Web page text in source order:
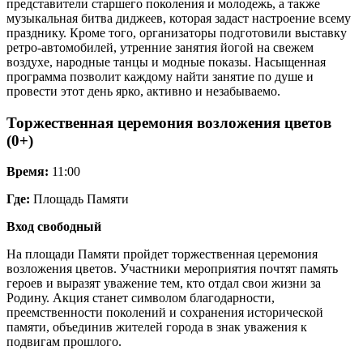
представители старшего поколения и молодежь, а также
музыкальная битва диджеев, которая задаст настроение всему
празднику. Кроме того, организаторы подготовили выставку
ретро-автомобилей, утренние занятия йогой на свежем
воздухе, народные танцы и модные показы. Насыщенная
программа позволит каждому найти занятие по душе и
провести этот день ярко, активно и незабываемо.
Торжественная церемония возложения цветов
(0+)
Время: 11:00
Где: Площадь Памяти
Вход свободный
На площади Памяти пройдет торжественная церемония
возложения цветов. Участники мероприятия почтят память
героев и выразят уважение тем, кто отдал свои жизни за
Родину. Акция станет символом благодарности,
преемственности поколений и сохранения исторической
памяти, объединив жителей города в знак уважения к
подвигам прошлого.